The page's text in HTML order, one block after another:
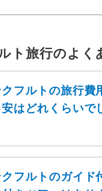
ト旅行のよく
クフルトの旅行費
はどれくらいで
フルトのガイド